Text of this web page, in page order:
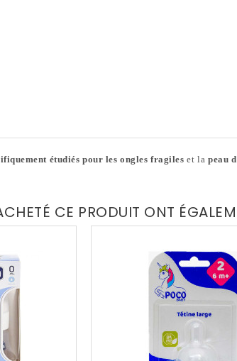
étudiés pour les ongles fragiles et lapeau
CE PRODUIT ONT